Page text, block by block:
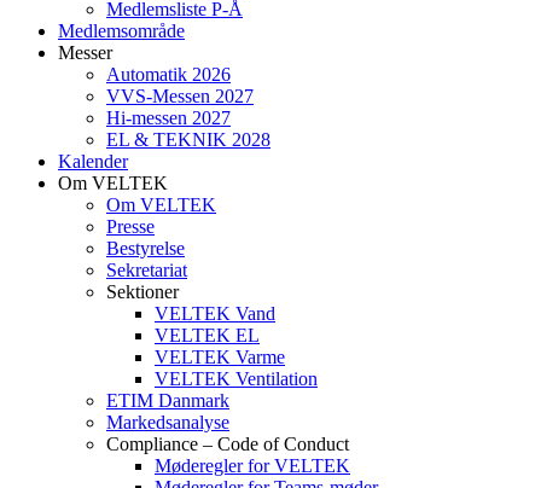
Medlemsliste P-Å
Medlemsområde
Messer
Automatik 2026
VVS-Messen 2027
Hi-messen 2027
EL & TEKNIK 2028
Kalender
Om VELTEK
Om VELTEK
Presse
Bestyrelse
Sekretariat
Sektioner
VELTEK Vand
VELTEK EL
VELTEK Varme
VELTEK Ventilation
ETIM Danmark
Markedsanalyse
Compliance – Code of Conduct
Møderegler for VELTEK